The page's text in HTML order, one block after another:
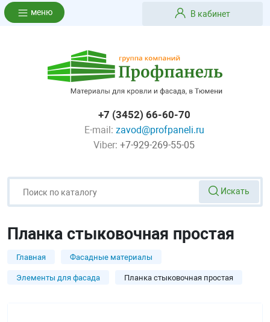
В кабинет
+7 (3452) 66-60-70
E-mail: zavod@profpaneli.ru
Viber: +7-929-269-55-05
Искать
Планка стыковочная простая
Главная Фасадные материалы
Элементы для фасада Планка стыковочная простая
меню